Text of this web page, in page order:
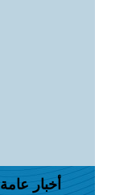
أخبار عامة